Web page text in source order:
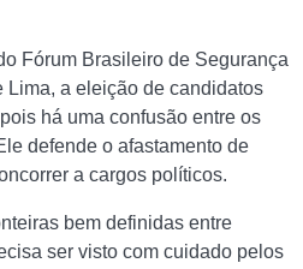
Fórum Brasileiro de Segurança
Lima, a eleição de candidatos
há uma confusão entre os
defende o afastamento de
a cargos políticos.
bem definidas entre
ser visto com cuidado pelos